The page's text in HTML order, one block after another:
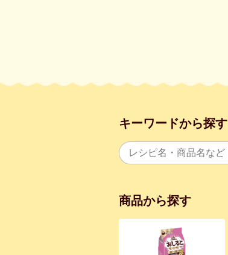
キーワードから探す
商品から探す